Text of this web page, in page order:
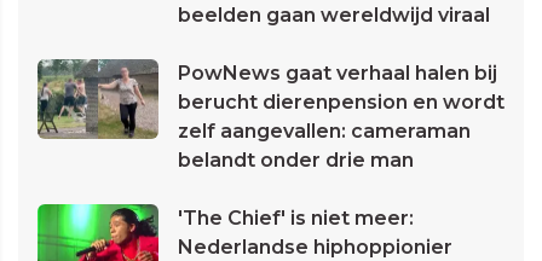
beelden gaan wereldwijd viraal
PowNews gaat verhaal halen bij
berucht dierenpension en wordt
zelf aangevallen: cameraman
belandt onder drie man
'The Chief' is niet meer:
Nederlandse hiphoppionier